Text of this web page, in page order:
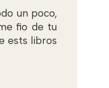
un poco,
fio de tu
ests libros